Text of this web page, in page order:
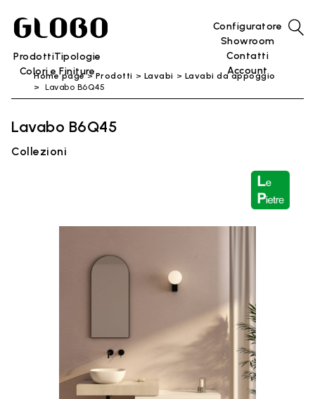
ProdottiTipologie
Colori e Finiture
Configuratore
Showroom
Contatti
Account
Home page Prodotti Lavabi
Lavabi da appoggio
Lavabo B6Q45
Lavabo B6Q45
Collezioni